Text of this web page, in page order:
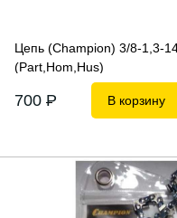
Цепь (Champion) 3/8-1,3-
(Part,Hom,Hus)
700 P В корзину